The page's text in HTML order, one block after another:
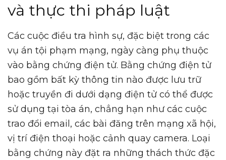
và thực thi pháp luật
Các cuộc điều tra hình sự, đặc biệt trong các
vụ án tội phạm mạng, ngày càng phụ thuộc
vào bằng chứng điện tử. Bằng chứng điện tử
bao gồm bất kỳ thông tin nào được lưu trữ
hoặc truyền đi dưới dạng điện tử có thể được
sử dụng tại tòa án, chẳng hạn như các cuộc
trao đổi email, các bài đăng trên mạng xã hội,
vị trí điện thoại hoặc cảnh quay camera. Loại
bằng chứng này đặt ra những thách thức đặc